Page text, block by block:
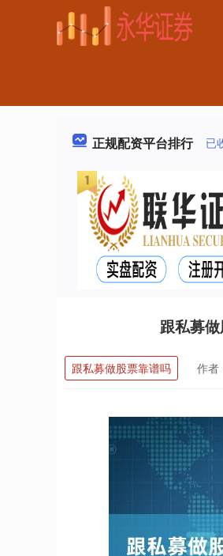
正规配资平台排行 已
跟私募
跟私募做股票靠谱吗 作者